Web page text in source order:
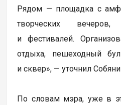
Рядом — площадка с
творческих
и фестивалей.
отдыха, пешеходный
и сквер», — уточнил
По словам мэра, уже в